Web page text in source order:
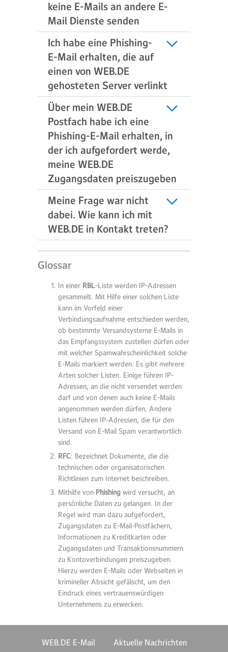
keine E-Mails an andere E-
Mail Dienste senden
Ich habe eine Phishing-
E-Mail erhalten, die auf
einen von WEB.DE
gehosteten Server verlinkt
Über mein WEB.DE
Postfach habe ich eine
Phishing-E-Mail erhalten, in
der ich aufgefordert werde,
meine WEB.DE
Zugangsdaten preiszugeben
Meine Frage war nicht
dabei. Wie kann ich mit
WEB.DE in Kontakt treten?
Glossar
In einer RBL-Liste werden IP-Adressen
gesammelt. Mit Hilfe einer solchen Liste
kann im Vorfeld einer
Verbindungsaufnahme entschieden werden,
ob bestimmte Versandsysteme E-Mails in
das Empfangssystem zustellen dürfen oder
mit welcher Spamwahrscheinlichkeit solche
E-Mails markiert werden. Es gibt mehrere
Arten solcher Listen. Einige führen IP-
Adressen, an die nicht versendet werden
darf und von denen auch keine E-Mails
angenommen werden dürfen. Andere
Listen führen IP-Adressen, die für den
Versand von E-Mail Spam verantwortlich
sind.
RFC: Bezeichnet Dokumente, die die
technischen oder organisatorischen
Richtlinien zum Internet beschreiben.
Mithilfe von Phishing wird versucht, an
persönliche Daten zu gelangen. In der
Regel wird man dazu aufgefordert,
Zugangsdaten zu E-Mail-Postfächern,
Informationen zu Kreditkarten oder
Zugangsdaten und Transaktionsnummern
zu Kontoverbindungen preiszugeben.
Hierzu werden E-Mails oder Webseiten in
krimineller Absicht gefälscht, um den
Eindruck eines vertrauenswürdigen
Unternehmens zu erwecken.
WEB.DE E-Mail Aktuelle Nachrichten